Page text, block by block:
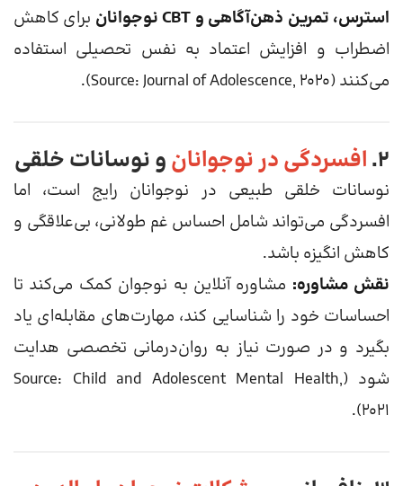
استرس، تمرین ذهن‌آگاهی و CBT نوجوانان
برای کاهش
اضطراب و افزایش اعتماد به نفس تحصیلی استفاده
می‌کنند (Source: Journal of Adolescence, 2020).
۲. افسردگی در نوجوانانو نوسانات خلقی
نوسانات خلقی طبیعی در نوجوانان رایج است، اما
افسردگی می‌تواند شامل احساس غم طولانی، بی‌علاقگی و
کاهش انگیزه باشد.
نقش مشاوره: مشاوره آنلاین به نوجوان کمک می‌کند تا
احساسات خود را شناسایی کند، مهارت‌های مقابله‌ای یاد
بگیرد و در صورت نیاز به روان‌درمانی تخصصی هدایت
شود (Source: Child and Adolescent Mental Health,
2021).